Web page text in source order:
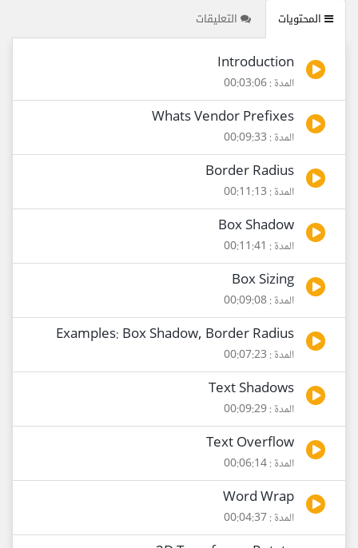
المحتويات التعليقات
Introduction
المدة : 00:03:06
Whats Vendor Prefixes
المدة : 00:09:33
Border Radius
المدة : 00:11:13
Box Shadow
المدة : 00:11:41
Box Sizing
المدة : 00:09:08
Examples: Box Shadow, Border Radius
المدة : 00:07:23
Text Shadows
المدة : 00:09:29
Text Overflow
المدة : 00:06:14
Word Wrap
المدة : 00:04:37